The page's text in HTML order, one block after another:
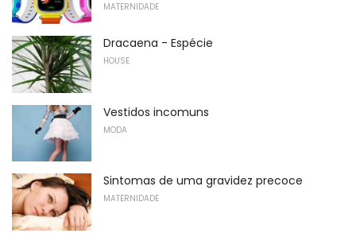
MATERNIDADE
Dracaena - Espécie
HOUSE
Vestidos incomuns
MODA
Sintomas de uma gravidez precoce
MATERNIDADE